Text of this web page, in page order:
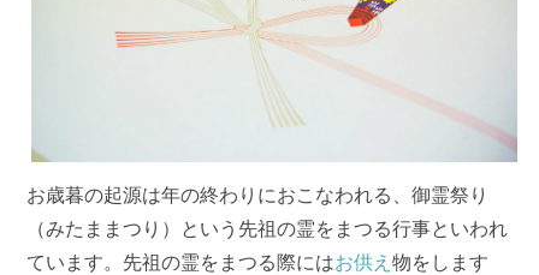
お歳暮の起源は年の終わりにおこなわれる、御霊祭り
（みたままつり）という先祖の霊をまつる行事といわれ
ています。先祖の霊をまつる際にはお供え物をします